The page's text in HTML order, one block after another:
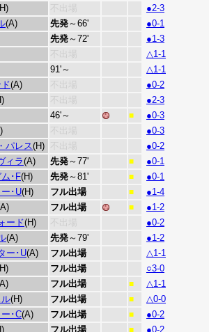
不出場
●2-3
(A) 先発～66'
●0-1
先発～72'
●1-3
不出場
△1-1
91'～
△1-1
(A) 不出場
●0-2
不出場
●2-3
46'～ ■
●0-3
不出場
●0-3
パレス(H) 不出場
●0-2
ィラ(A) 先発～77' ■
●0-1
･F(H) 先発～81' ■
●0-1
･U(H) フル出場 ■
●1-4
フル出場 ■
●1-2
ード(H) 不出場
●0-2
(A) 先発～79'
●1-2
ー･U(A) フル出場
△1-1
フル出場
○3-0
フル出場 ■
△1-1
(H) フル出場 ■
△0-0
･C(A) フル出場 ■
●0-2
フル出場 ■
●0-2